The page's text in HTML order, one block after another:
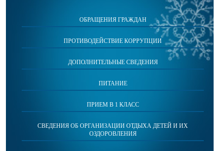
ОБРАЩЕНИЯ ГРАЖДАН
ПРОТИВОДЕЙСТВИЕ КОРРУПЦИИ
ДОПОЛНИТЕЛЬНЫЕ СВЕДЕНИЯ
ПИТАНИЕ
ПРИЕМ В 1 КЛАСС
СВЕДЕНИЯ ОБ ОРГАНИЗАЦИИ ОТДЫХА ДЕТЕЙ И ИХ
ОЗДОРОВЛЕНИЯ